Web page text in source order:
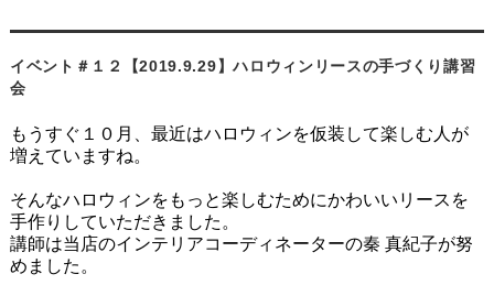
イベント＃１２【2019.9.29】ハロウィンリースの手づくり講習
会
もうすぐ１０月、最近はハロウィンを仮装して楽しむ人が
増えていますね。
そんなハロウィンをもっと楽しむためにかわいいリースを
手作りしていただきました。
講師は当店のインテリアコーディネーターの秦 真紀子が努
めました。